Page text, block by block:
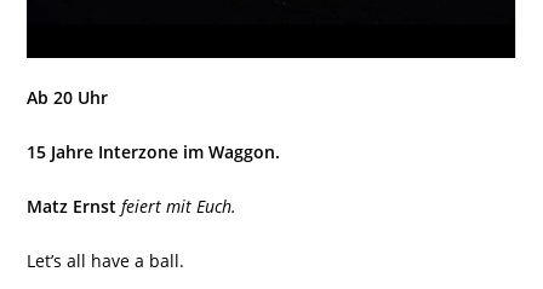
Ab 20 Uhr
15 Jahre Interzone im Waggon.
Matz Ernst feiert mit Euch.
Let’s all have a ball.